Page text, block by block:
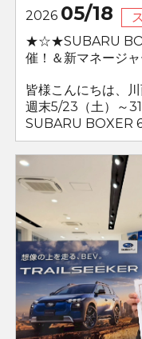
2026 05/18
★☆★SUBARU
催！＆新マネージ
皆様こんにちは、
週末5/23（土）～31
SUBARU BOXER